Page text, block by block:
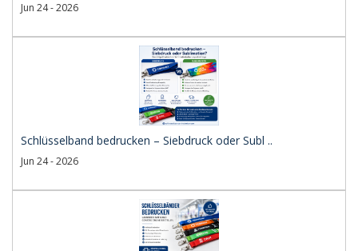
Jun 24 - 2026
Schlüsselband bedrucken – Siebdruck oder Subl ..
Jun 24 - 2026